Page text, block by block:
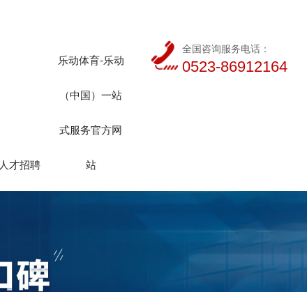
人才招聘
乐动体育-乐动
（中国）一站
式服务官方网
站
全国咨询服务电话：
0523-86912164